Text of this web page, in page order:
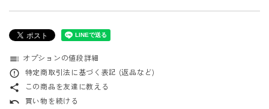
toc オプションの値段詳細
error_outline 特定商取引法に基づく表記 (返品など)
share この商品を友達に教える
undo 買い物を続ける